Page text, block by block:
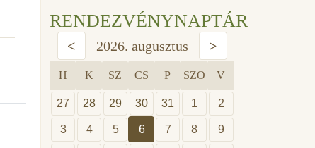
RENDEZVÉNYNAPTÁR
< 2026. augusztus >
H K SZ CS P SZO V
27 28 29 30 31 1 2
3 4 5 6 7 8 9